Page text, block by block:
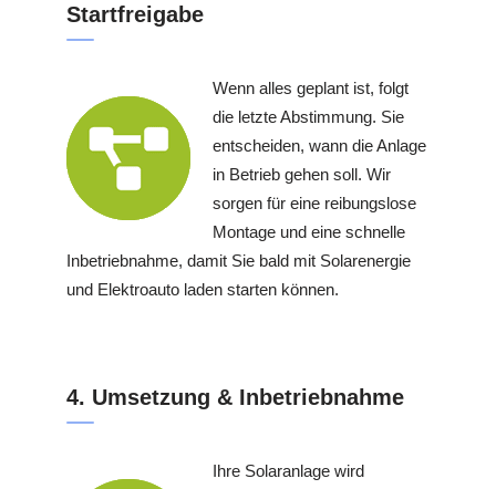
Startfreigabe
Wenn alles geplant ist, folgt
die letzte Abstimmung. Sie
entscheiden, wann die Anlage
in Betrieb gehen soll. Wir
sorgen für eine reibungslose
Montage und eine schnelle
Inbetriebnahme, damit Sie bald mit Solarenergie
und Elektroauto laden starten können.
4. Umsetzung & Inbetriebnahme
Ihre Solaranlage wird